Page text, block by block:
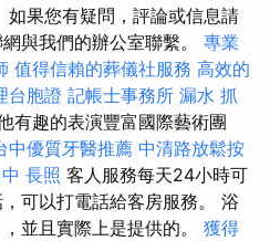
果您有疑問，評論或信息請
與我們的辦公室聯繫。 專業
值得信賴的葬儀社服務 高效的
台胞證 記帳士事務所 漏水 抓
有趣的表演豐富國際藝術團
中優質牙醫推薦 中清路放鬆按
長照 客人服務每天24小時可
可以打電話給客房服務。 浴
並且實際上是提供的。 獲得